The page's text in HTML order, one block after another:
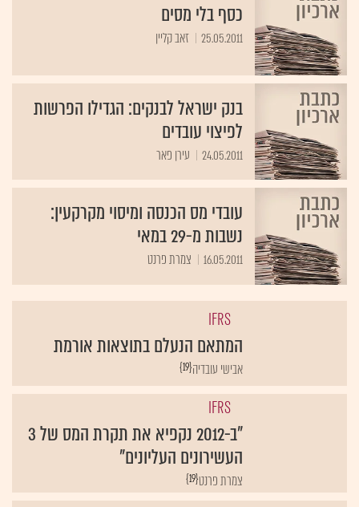
כסף בלי מסים
25.05.2011 זאב קליין
בנק ישראל לבנקים: הגדילו הפרשות
לפיצוי עובדים
24.05.2011 עירן פאר
עובדי מס הכנסה ומיסוי מקרקעין:
נשבות מ-29 במאי
16.05.2011 צמרת פרנט
IFRS
המתאם הנעלם בתוצאות אורמת
{19}אבישי עובדיה
IFRS
"ב-2012 נקפיא את תקרת המס של 3
העשירונים העליונים"
{19}צמרת פרנט